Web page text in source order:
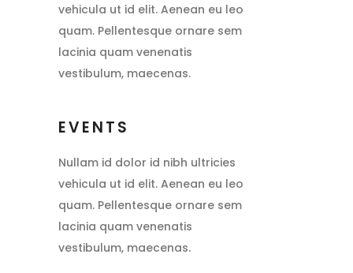
vehicula ut id elit. Aenean eu leo
quam. Pellentesque ornare sem
lacinia quam venenatis
vestibulum, maecenas.
EVENTS
Nullam id dolor id nibh ultricies
vehicula ut id elit. Aenean eu leo
quam. Pellentesque ornare sem
lacinia quam venenatis
vestibulum, maecenas.